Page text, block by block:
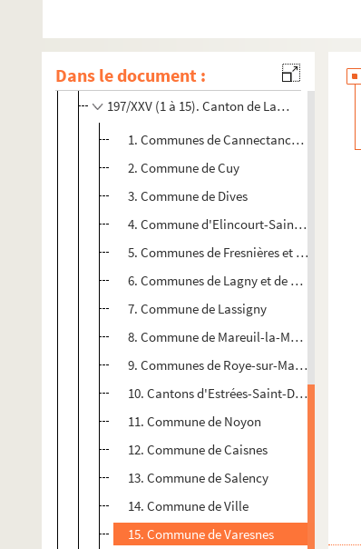
Dans le document :
Canton d'Estrées-Saint-Denis
Canton de Lassigny
197/XXV (1 à 15). Canton de Lassigny
1. Communes de Cannectancourt,
2. Commune de Cuy
3. Commune de Dives
4. Commune d'Elincourt-Sainte-
5. Communes de Fresnières et de
6. Communes de Lagny et de Clairoix
7. Commune de Lassigny
8. Commune de Mareuil-la-Motte
9. Communes de Roye-sur-Matz, de
10. Cantons d'Estrées-Saint-Denis et de
11. Commune de Noyon
12. Commune de Caisnes
13. Commune de Salency
14. Commune de Ville
15. Commune de Varesnes